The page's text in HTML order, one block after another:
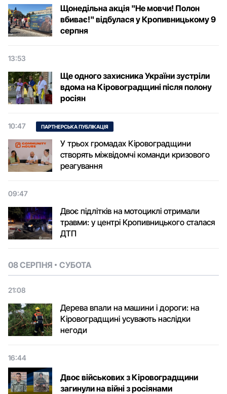
Щонедільна акція "Не мовчи! Полон
вбиває!" відбулася у Кропивницькому 9
серпня
13:53
Ще одного захисника України зустріли
вдома на Кіровоградщині після полону
росіян
10:47 ПАРТНЕРСЬКА ПУБЛІКАЦІЯ
У трьох громадах Кіровоградщини
створять міжвідомчі команди кризового
реагування
09:47
Двоє підлітків на мотоциклі отримали
травми: у центрі Кропивницького сталася
ДТП
08 СЕРПНЯ СУБОТА
21:08
Дерева впали на машини і дороги: на
Кіровоградщині усувають наслідки
негоди
16:44
Двоє військових з Кіровоградщини
загинули на війні з росіянами